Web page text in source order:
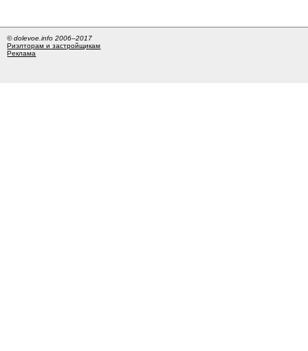
© dolevoe.info 2006–2017
Риэлторам и застройщикам
Реклама